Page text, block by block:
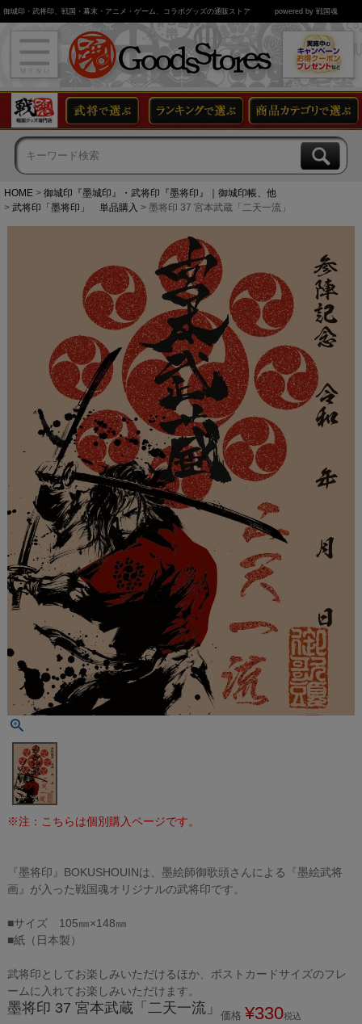
御城印・武将印、戦国・幕末・アニメ・ゲーム、コラボグッズの通販ストア powered by 戦国魂
HOME
御城印『墨城印』・武将印『墨将印』｜御城印帳、他
武将印「墨将印」 単品購入
墨将印 37 宮本武蔵「二天一流」
※注：こちらは個別購入ページです。
『墨将印』BOKUSHOUINは、墨絵師御歌頭さんによる『墨絵武将
画』が入った戦国魂オリジナルの武将印です。
■サイズ 105㎜×148㎜
■紙（日本製）
武将印としてお楽しみいただけるほか、ポストカードサイズのフレ
ームに入れてお楽しみいただけます。
墨将印 37 宮本武蔵「二天一流」 価格 ¥330税込